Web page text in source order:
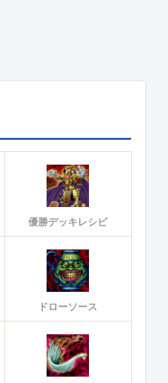
優勝デッキレシピ
ドローソース